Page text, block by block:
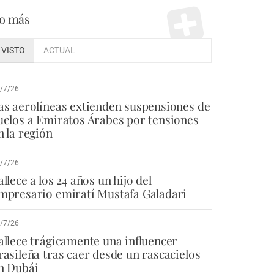
más
VISTO ACTUAL
7/26
aerolíneas extienden suspensiones de
a Emiratos Árabes por tensiones
la región
7/26
a los 24 años un hijo del
emiratí Mustafa Galadari
7/26
trágicamente una influencer
tras caer desde un rascacielos
Dubái